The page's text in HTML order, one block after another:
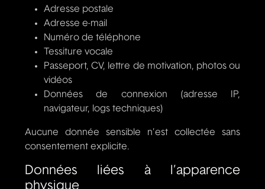
Adresse postale
Adresse e-mail
Numéro de téléphone
Tessiture vocale
Passeport, CV, lettre de motivation, photos ou
vidéos
Données de connexion (adresse IP,
navigateur, logs techniques)
Aucune donnée sensible n’est collectée sans
consentement explicite.
Données liées à l’apparence
physique